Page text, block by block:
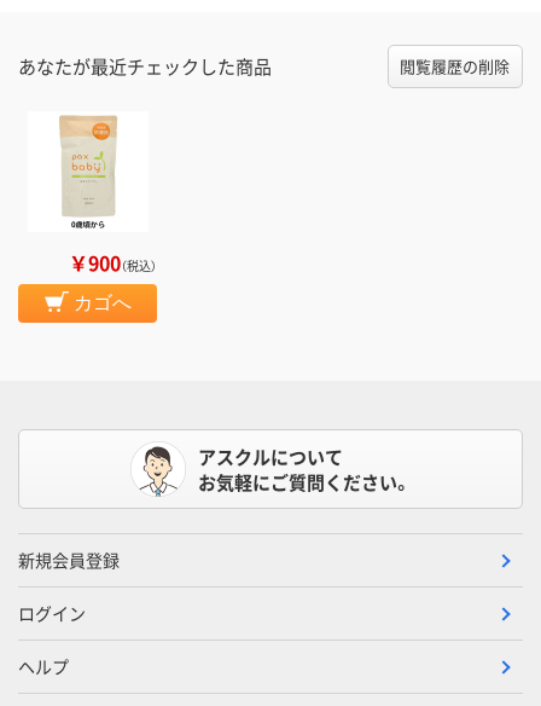
あなたが最近チェックした商品 閲覧履歴の削除
￥900（税込）
カゴへ
アスクルについて
お気軽にご質問ください。
新規会員登録
ログイン
ヘルプ